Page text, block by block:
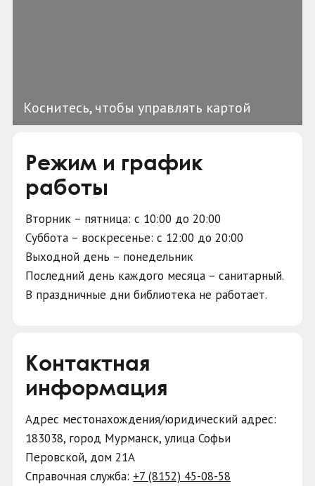
Коснитесь, чтобы управлять картой
Режим и график
работы
Вторник – пятница: с 10:00 до 20:00
Суббота – воскресенье: с 12:00 до 20:00
Выходной день – понедельник
Последний день каждого месяца – санитарный.
В праздничные дни библиотека не работает.
Контактная
информация
Адрес местонахождения/юридический адрес:
183038, город Мурманск, улица Софьи
Перовской, дом 21А
Справочная служба: +7 (8152) 45-08-58